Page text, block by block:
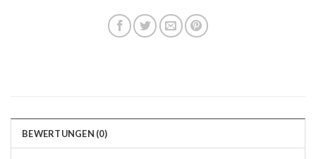
BEWERTUNGEN (0)